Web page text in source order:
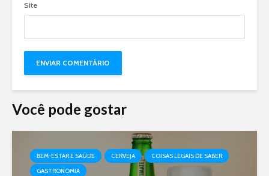
Site
Você pode gostar
BEM-ESTAR E SAÚDE CERVEJA
COISAS LEGAIS DE SABER
GASTRONOMIA